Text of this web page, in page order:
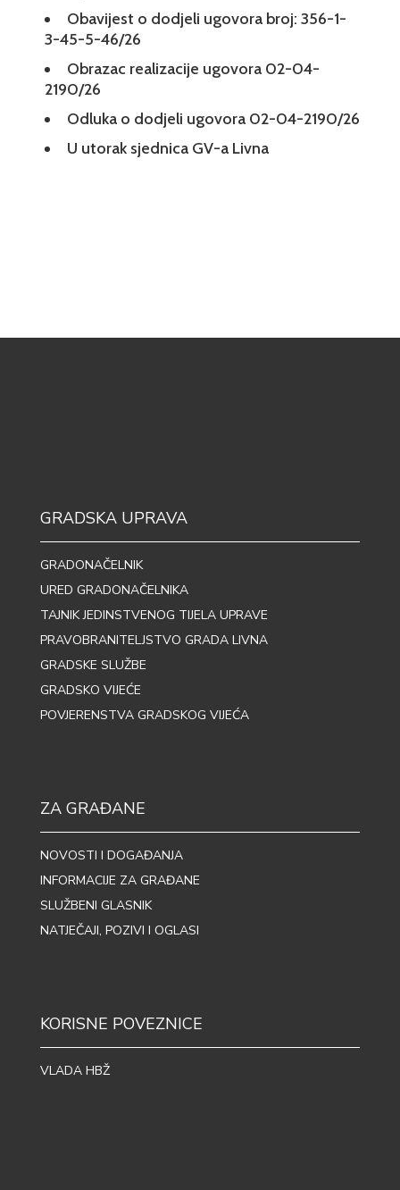
Obavijest o dodjeli ugovora broj: 356-1-
3-45-5-46/26
Obrazac realizacije ugovora 02-04-
2190/26
Odluka o dodjeli ugovora 02-04-2190/26
U utorak sjednica GV-a Livna
GRADSKA UPRAVA
GRADONAČELNIK
URED GRADONAČELNIKA
TAJNIK JEDINSTVENOG TIJELA UPRAVE
PRAVOBRANITELJSTVO GRADA LIVNA
GRADSKE SLUŽBE
GRADSKO VIJEĆE
POVJERENSTVA GRADSKOG VIJEĆA
ZA GRAĐANE
NOVOSTI I DOGAĐANJA
INFORMACIJE ZA GRAĐANE
SLUŽBENI GLASNIK
NATJEČAJI, POZIVI I OGLASI
KORISNE POVEZNICE
VLADA HBŽ